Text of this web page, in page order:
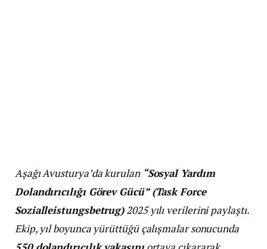
Aşağı Avusturya’da kurulan “Sosyal Yardım
Dolandırıcılığı Görev Gücü” (Task Force
Sozialleistungsbetrug)2025 yılı verilerini paylaştı.
Ekip, yıl boyunca yürüttüğü çalışmalar sonucunda